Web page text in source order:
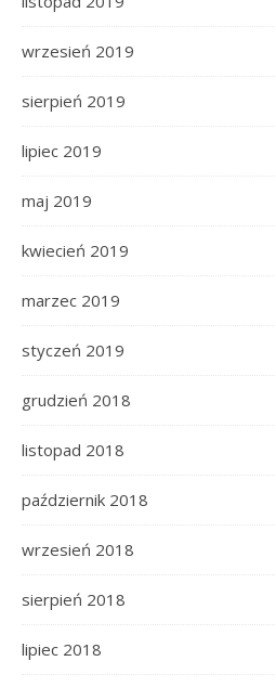
wrzesień 2019
sierpień 2019
lipiec 2019
maj 2019
kwiecień 2019
marzec 2019
styczeń 2019
grudzień 2018
listopad 2018
październik 2018
wrzesień 2018
sierpień 2018
lipiec 2018